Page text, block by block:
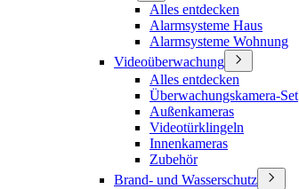
Alles entdecken
Alarmsysteme Haus
Alarmsysteme Wohnung
Videoüberwachung
Alles entdecken
Überwachungskamera-Set
Außenkameras
Videotürklingeln
Innenkameras
Zubehör
Brand- und Wasserschutz